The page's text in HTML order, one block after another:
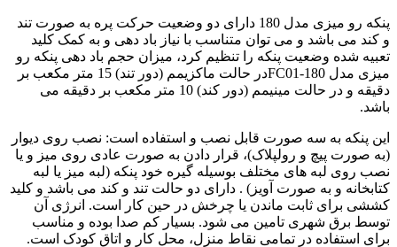
پنکه رو میزی مدل 180 دارای دو وضعیت حرکت پره به صورت تند
و کند می باشد و می توان متناسب با نیاز باد دهی و به کمک کلید
تعبیه شده وضعیت پنکه را تنظیم کرد، میزان حجم باد دهی پنکه رو
میزی مدل FC01-180در حالت ماکزیمم (دور تند) 15 متر مکعب بر
دقیقه و در حالت مینیمم (دور کند) 10 متر مکعب بر دقیقه می
باشد.
این پنکه به سه صورت قابل نصب و استفاده است: نصب روی دیوار
(به صورت پیچ و رولپلاک)، قرار دادن به صورت عادی روی میز و یا
نصب روی لبه های مختلف بوسیله گیره خود پنکه (لبه میز یا لبه
کتابخانه و به صورت آویز) . دارای دو حالت تند و کند می باشد و کلید
کششی برای ثابت ماندن یا چرخش در حین کار است. انرژی آن
توسط برق شهری تامین می شود. بسیار کم صدا بوده و مناسب
برای استفاده در تمامی نقاط منزل، محل کار و اتاق کودک است.